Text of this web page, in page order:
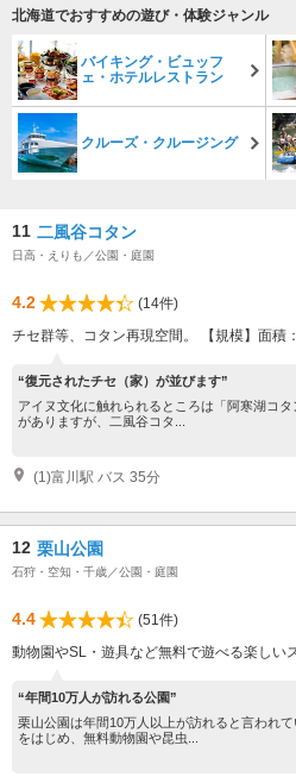
北海道でおすすめの遊び・体験ジャンル
バイキング・ビュッフ
ェ・ホテルレストラン
クルーズ・クルージング
11 二風谷コタン
日高・えりも／公園・庭園
4.2
(14件)
チセ群等、コタン再現空間。 【規模】面積
“復元されたチセ（家）が並びます”
アイヌ文化に触れられるところは「阿寒湖コ
がありますが、二風谷コタ...
(1)富川駅 バス 35分
12 栗山公園
石狩・空知・千歳／公園・庭園
4.4
(51件)
動物園やSL・遊具など無料で遊べる楽しい
“年間10万人が訪れる公園”
栗山公園は年間10万人以上が訪れると言われ
をはじめ、無料動物園や昆虫...